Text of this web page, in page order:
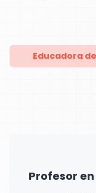
Educadora
Profesor